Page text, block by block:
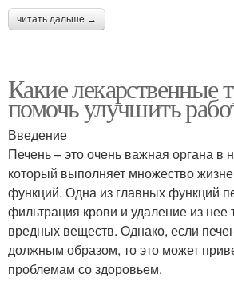
читать дальше →
Какие лекарственные
помочь улучшить
Введение
Печень – это очень важная органа в
который выполняет множество
функций. Одна из главных функций
фильтрация крови и удаление из нее
вредных веществ. Однако, если
должным образом, то это может
проблемам со здоровьем.